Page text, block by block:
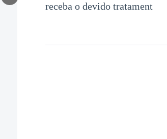
receba o devido tratament